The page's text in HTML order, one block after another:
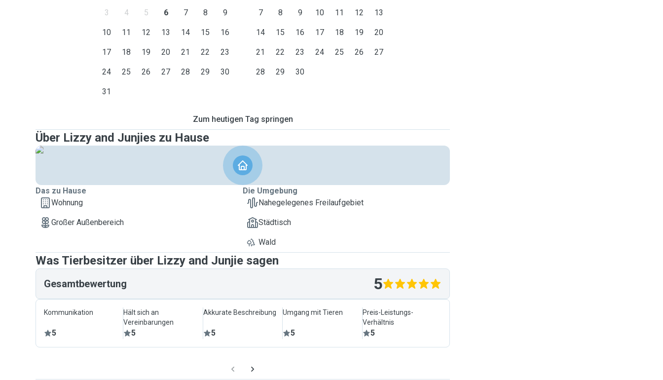
3 4 5 6 7 8 9
10 11 12 13 14 15 16
17 18 19 20 21 22 23
24 25 26 27 28 29 30
31
7 8 9 10 11 12 13
14 15 16 17 18 19 20
21 22 23 24 25 26 27
28 29 30
Zum heutigen Tag springen
Über Lizzy and Junjies zu Hause
Das zu Hause
Wohnung
Großer Außenbereich
Die Umgebung
Nahegelegenes Freilaufgebiet
Städtisch
Wald
Was Tierbesitzer über Lizzy and Junjie sagen
Gesamtbewertung 5
Kommunikation
5
Hält sich an
Vereinbarungen
5
Akkurate Beschreibung
5
Umgang mit Tieren
5
Preis-Leistungs-
Verhältnis
5